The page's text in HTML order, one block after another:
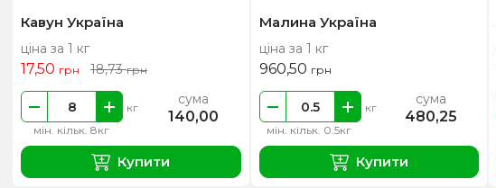
Кавун Україна
ціна за 1 кг
17,50 грн 18,73грн
мін. кільк. 8кг
кг сума
140,00
Купити
Малина Україна
ціна за 1 кг
960,50 грн
мін. кільк. 0.5кг
кг сума
480,25
Купити